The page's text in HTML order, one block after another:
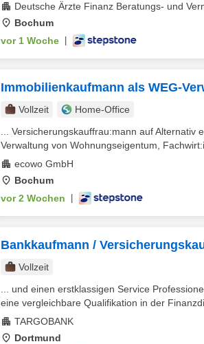
Deutsche Ärzte Finanz Beratungs- und
Bochum
vor 1 Woche
Immobilienkaufmann als WEG-
Vollzeit
Home-Office
... Versicherungskauffrau:mann auf
Verwaltung von Wohnungseigentum,
ecowo GmbH
Bochum
vor 2 Wochen
Bankkaufmann /
Vollzeit
... und einen erstklassigen Service
eine vergleichbare Qualifikation in der
TARGOBANK
Dortmund